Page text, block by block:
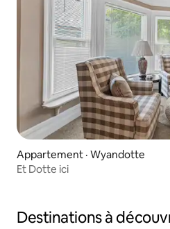
Appartement · Wyandotte
Et Dotte ici
Destinations à